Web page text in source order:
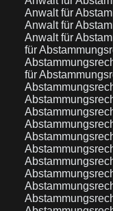
Anwalt für
Anwalt für
Anwalt für
für
für